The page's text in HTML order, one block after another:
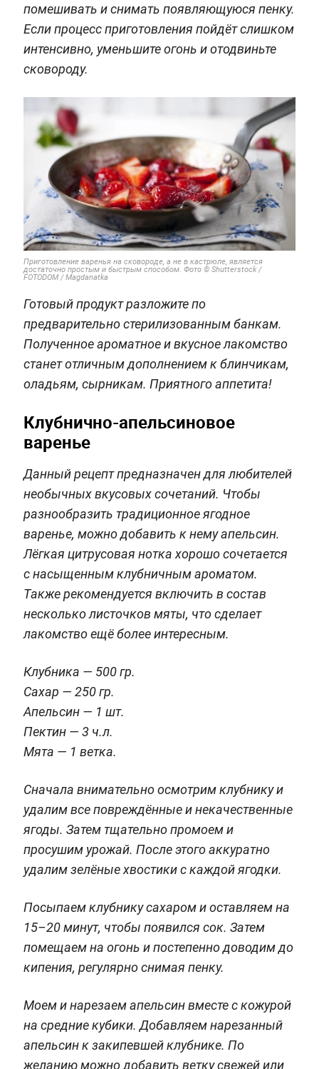
помешивать и снимать появляющуюся пенку.
Если процесс приготовления пойдёт слишком
интенсивно, уменьшите огонь и отодвиньте
сковороду.
Приготовление варенья на сковороде, а не в кастрюле, является
достаточно простым и быстрым способом. Фото © Shutterstock /
FOTODOM / Magdanatka
Готовый продукт разложите по
предварительно стерилизованным банкам.
Полученное ароматное и вкусное лакомство
станет отличным дополнением к блинчикам,
оладьям, сырникам. Приятного аппетита!
Клубнично-апельсиновое
варенье
Данный рецепт предназначен для любителей
необычных вкусовых сочетаний. Чтобы
разнообразить традиционное ягодное
варенье, можно добавить к нему апельсин.
Лёгкая цитрусовая нотка хорошо сочетается
с насыщенным клубничным ароматом.
Также рекомендуется включить в состав
несколько листочков мяты, что сделает
лакомство ещё более интересным.
Клубника — 500 гр.
Сахар — 250 гр.
Апельсин — 1 шт.
Пектин — 3 ч.л.
Мята — 1 ветка.
Сначала внимательно осмотрим клубнику и
удалим все повреждённые и некачественные
ягоды. Затем тщательно промоем и
просушим урожай. После этого аккуратно
удалим зелёные хвостики с каждой ягодки.
Посыпаем клубнику сахаром и оставляем на
15–20 минут, чтобы появился сок. Затем
помещаем на огонь и постепенно доводим до
кипения, регулярно снимая пенку.
Моем и нарезаем апельсин вместе с кожурой
на средние кубики. Добавляем нарезанный
апельсин к закипевшей клубнике. По
желанию можно добавить ветку свежей или